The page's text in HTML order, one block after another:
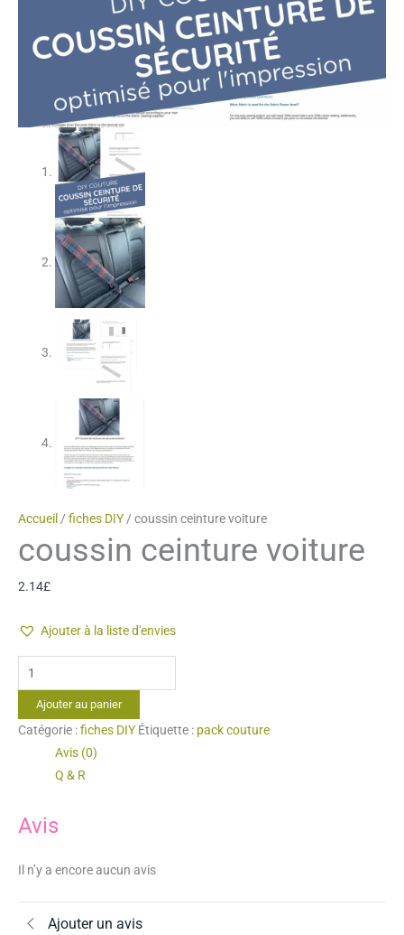
Accueil / fiches DIY / coussin ceinture voiture
coussin ceinture voiture
2.14£
Ajouter à la liste d'envies
quantité
de
coussin
ceinture
voiture
Ajouter au panier
Catégorie :fiches DIY Étiquette : pack couture
Avis (0)
Q & R
Avis
Il n’y a encore aucun avis
Ajouter un avis